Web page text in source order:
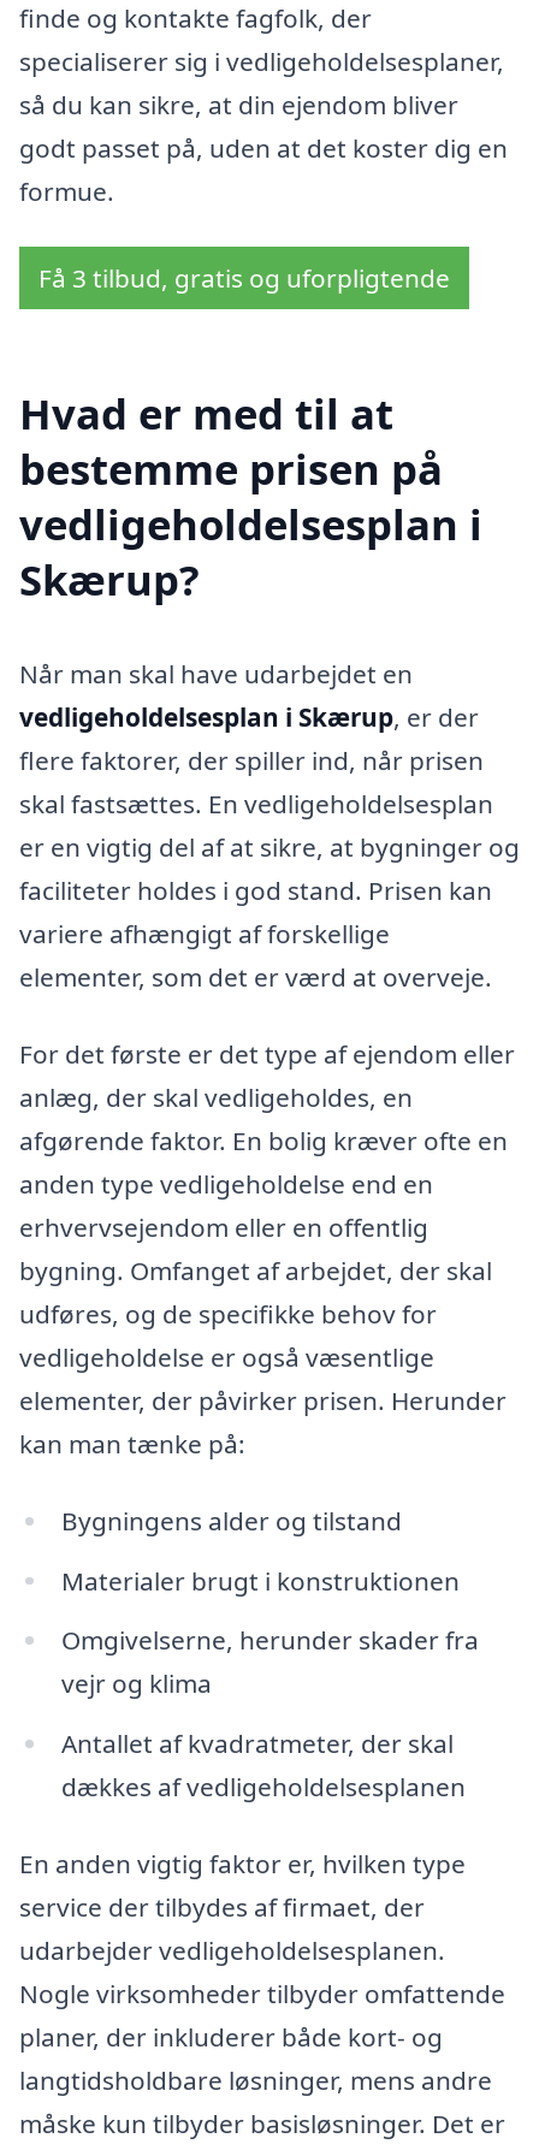
finde og kontakte fagfolk, der
specialiserer sig i vedligeholdelsesplaner,
så du kan sikre, at din ejendom bliver
godt passet på, uden at det koster dig en
formue.
Få 3 tilbud, gratis og uforpligtende
Hvad er med til at
bestemme prisen på
vedligeholdelsesplan i
Skærup?
Når man skal have udarbejdet en
vedligeholdelsesplan i Skærup, er der
flere faktorer, der spiller ind, når prisen
skal fastsættes. En vedligeholdelsesplan
er en vigtig del af at sikre, at bygninger og
faciliteter holdes i god stand. Prisen kan
variere afhængigt af forskellige
elementer, som det er værd at overveje.
For det første er det type af ejendom eller
anlæg, der skal vedligeholdes, en
afgørende faktor. En bolig kræver ofte en
anden type vedligeholdelse end en
erhvervsejendom eller en offentlig
bygning. Omfanget af arbejdet, der skal
udføres, og de specifikke behov for
vedligeholdelse er også væsentlige
elementer, der påvirker prisen. Herunder
kan man tænke på:
Bygningens alder og tilstand
Materialer brugt i konstruktionen
Omgivelserne, herunder skader fra
vejr og klima
Antallet af kvadratmeter, der skal
dækkes af vedligeholdelsesplanen
En anden vigtig faktor er, hvilken type
service der tilbydes af firmaet, der
udarbejder vedligeholdelsesplanen.
Nogle virksomheder tilbyder omfattende
planer, der inkluderer både kort- og
langtidsholdbare løsninger, mens andre
måske kun tilbyder basisløsninger. Det er